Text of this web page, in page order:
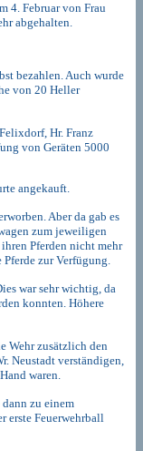
4. Februar von Frau
abgehalten.
bezahlen. Auch wurde
von 20 Heller
Hr. Franz
von Geräten 5000
angekauft.
Aber da gab es
zum jeweiligen
Pferden nicht mehr
zur Verfügung.
war sehr wichtig, da
konnten. Höhere
Wehr zusätzlich den
Neustadt verständigen,
waren.
zu einem
erste Feuerwehrball